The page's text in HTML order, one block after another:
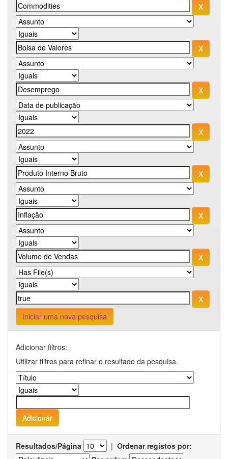
Iniciar uma nova pesquisa
Adicionar filtros:
Utilizar filtros para refinar o resultado da pesquisa.
Resultados/Página | Ordenar registos por: